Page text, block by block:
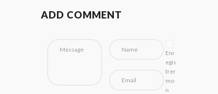
ADD COMMENT
Enr
egis
trer
mo
n